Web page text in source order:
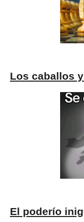
Los caballos
El poderío